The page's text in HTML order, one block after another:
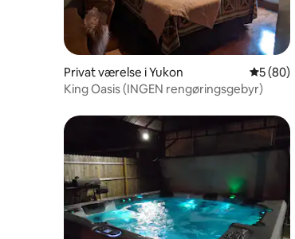
Privat værelse i Yukon 5 ud af
5 (80)
King Oasis (INGEN rengøringsgebyr)